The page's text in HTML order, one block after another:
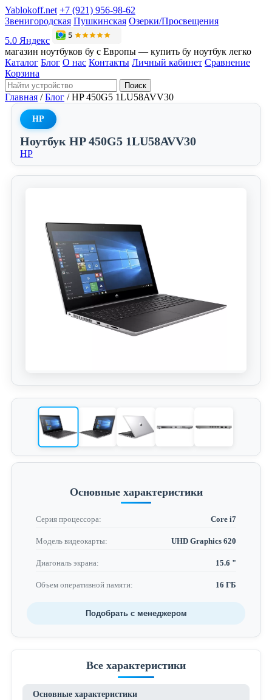
Yablokoff.net +7 (921) 956-98-62
Звенигородская Пушкинская Озерки/Просвещения
5.0 Яндекс
магазин ноутбуков бу с Европы — купить бу ноутбук легко
Каталог Блог О нас Контакты Личный кабинет Сравнение
Корзина
Поиск
Главная / Блог / HP 450G5 1LU58AVV30
HP
Ноутбук HP 450G5 1LU58AVV30
HP
Основные характеристики
Серия процессора: Core i7
Модель видеокарты: UHD Graphics 620
Диагональ экрана: 15.6 "
Объем оперативной памяти: 16 ГБ
Подобрать с менеджером
Все характеристики
Основные характеристики